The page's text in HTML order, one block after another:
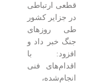
قطعی ارتباطی
در جزایر کشور
طی روزهای
جنگ خبر داد و
افزود: با
اقدام‌های فنی
انجام‌شده،